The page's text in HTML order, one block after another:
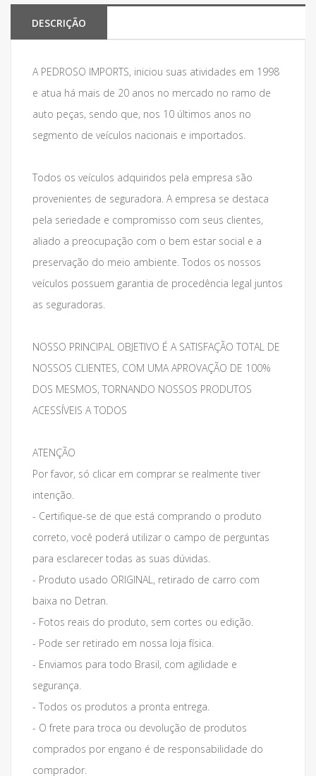
DESCRIÇÃO
A PEDROSO IMPORTS, iniciou suas atividades em 1998
e atua há mais de 20 anos no mercado no ramo de
auto peças, sendo que, nos 10 últimos anos no
segmento de veículos nacionais e importados.
Todos os veículos adquiridos pela empresa são
provenientes de seguradora. A empresa se destaca
pela seriedade e compromisso com seus clientes,
aliado a preocupação com o bem estar social e a
preservação do meio ambiente. Todos os nossos
veículos possuem garantia de procedência legal juntos
as seguradoras.
NOSSO PRINCIPAL OBJETIVO É A SATISFAÇÃO TOTAL DE
NOSSOS CLIENTES, COM UMA APROVAÇÃO DE 100%
DOS MESMOS, TORNANDO NOSSOS PRODUTOS
ACESSÍVEIS A TODOS
ATENÇÃO
Por favor, só clicar em comprar se realmente tiver
intenção.
- Certifique-se de que está comprando o produto
correto, você poderá utilizar o campo de perguntas
para esclarecer todas as suas dúvidas.
- Produto usado ORIGINAL, retirado de carro com
baixa no Detran.
- Fotos reais do produto, sem cortes ou edição.
- Pode ser retirado em nossa loja física.
- Enviamos para todo Brasil, com agilidade e
segurança.
- Todos os produtos a pronta entrega.
- O frete para troca ou devolução de produtos
comprados por engano é de responsabilidade do
comprador.